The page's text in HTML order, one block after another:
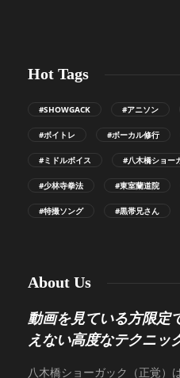
Hot Tags
#SHOWGACK #アニソン
#ボイトレ #ボーカル修行
#ミドルボイス #八木橋ショー
#少林寺拳法 #東室蘭道院
#特撮ソング #黒帯兄さん
About Us
動画を見ている方限定
えない高度なテクニッ
八木橋ショーガック（正覚）